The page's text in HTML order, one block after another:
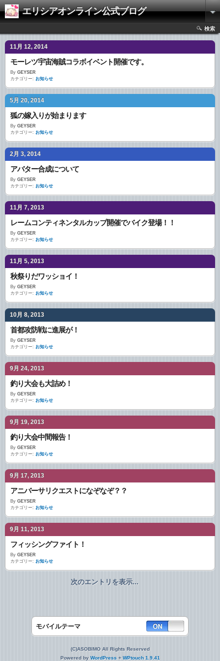
エリシアオンライン公式ブログ
検索
11月 12, 2014
モーレツ宇宙海賊コラボイベント開催です。
By GEYSER
カテゴリー: お知らせ
5月 20, 2014
狐の嫁入りが始まります
By GEYSER
カテゴリー: お知らせ
2月 3, 2014
アバター合成について
By GEYSER
カテゴリー: お知らせ
11月 7, 2013
レームコンティネンタルカップ開催でバイク登場！！
By GEYSER
カテゴリー: お知らせ
11月 5, 2013
秋祭りだワッショイ！
By GEYSER
カテゴリー: お知らせ
10月 8, 2013
首都攻防戦に進展が！
By GEYSER
カテゴリー: お知らせ
9月 24, 2013
釣り大会も大詰め！
By GEYSER
カテゴリー: お知らせ
9月 19, 2013
釣り大会中間報告！
By GEYSER
カテゴリー: お知らせ
9月 17, 2013
アニバーサリクエストになぞなぞ？？
By GEYSER
カテゴリー: お知らせ
9月 11, 2013
フィッシングファイト！
By GEYSER
カテゴリー: お知らせ
次のエントリを表示...
モバイルテーマ
(C)ASOBIMO All Rights Reserved
Powered by WordPress + WPtouch 1.9.41